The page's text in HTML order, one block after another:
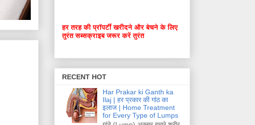
हर तरह की प्रॉपर्टी खरीदने और बेचने के लिए
तुरंत सब्सक्राइब जरूर करें तुरंत
RECENT HOT
Har Prakar ki Ganth ka
Ilaj | हर प्रकार की गांठ का
इलाज | Home Treatment
for Every Type of Lumps